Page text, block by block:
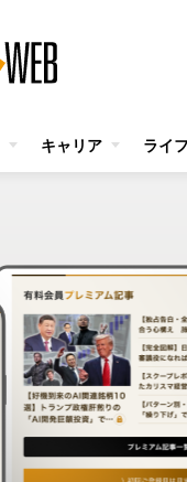
キャリア ライフ